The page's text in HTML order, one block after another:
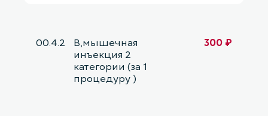
00.4.2
В,мышечная
инъекция 2
категории (за 1
процедуру )
300 ₽